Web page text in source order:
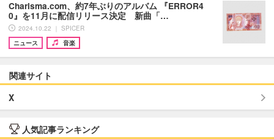
Charisma.com、約7年ぶりのアルバム 『ERROR4
0』を11月に配信リリース決定 新曲「…
2024.10.22 ｜ SPICER
ニュース
音楽
関連サイト
X
人気記事ランキング